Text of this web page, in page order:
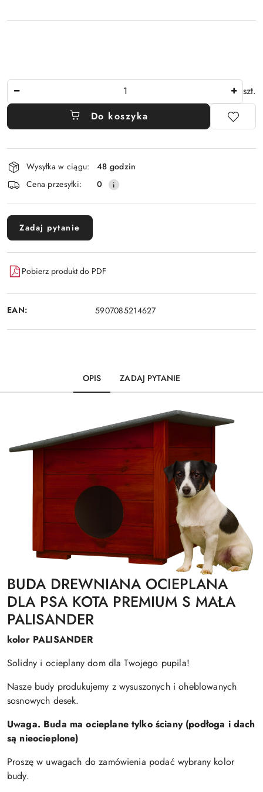
szt.
Do koszyka
Dostępność
i
dostawa
Wysyłka w ciągu:
48 godzin
Cena przesyłki:
0
Zadaj pytanie
Pobierz produkt do PDF
EAN: 5907085214627
OPIS ZADAJ PYTANIE
BUDA DREWNIANA OCIEPLANA
DLA PSA KOTA PREMIUM S MAŁA
PALISANDER
kolor PALISANDER
Solidny i ocieplany dom dla Twojego pupila!
Nasze budy produkujemy z wysuszonych i oheblowanych
sosnowych desek.
Uwaga. Buda ma ocieplane tylko ściany (podłoga i dach
są nieocieplone)
Proszę w uwagach do zamówienia podać wybrany kolor
budy.